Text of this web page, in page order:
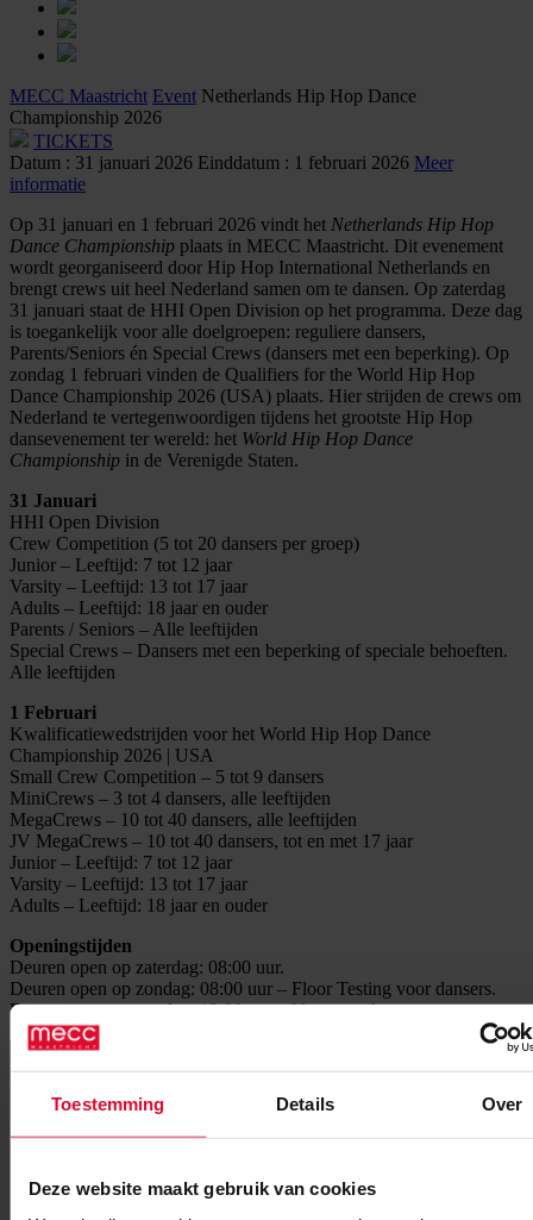
Toestemming Details Over
Deze website maakt gebruik van cookies
MECC Maastricht Event Netherlands Hip Hop Dance
Championship 2026
TICKETS
Datum : 31 januari 2026 Einddatum : 1 februari 2026 Meer
informatie
Op 31 januari en 1 februari 2026 vindt het Netherlands Hip Hop
Dance Championship plaats in MECC Maastricht. Dit evenement
wordt georganiseerd door Hip Hop International Netherlands en
brengt crews uit heel Nederland samen om te dansen. Op zaterdag
31 januari staat de HHI Open Division op het programma. Deze dag
is toegankelijk voor alle doelgroepen: reguliere dansers,
Parents/Seniors én Special Crews (dansers met een beperking). Op
zondag 1 februari vinden de Qualifiers for the World Hip Hop
Dance Championship 2026 (USA) plaats. Hier strijden de crews om
Nederland te vertegenwoordigen tijdens het grootste Hip Hop
dansevenement ter wereld: het World Hip Hop Dance
Championship in de Verenigde Staten.
31 Januari
HHI Open Division
Crew Competition (5 tot 20 dansers per groep)
Junior – Leeftijd: 7 tot 12 jaar
Varsity – Leeftijd: 13 tot 17 jaar
Adults – Leeftijd: 18 jaar en ouder
Parents / Seniors – Alle leeftijden
Special Crews – Dansers met een beperking of speciale behoeften.
Alle leeftijden
1 Februari
Kwalificatiewedstrijden voor het World Hip Hop Dance
Championship 2026 | USA
Small Crew Competition – 5 tot 9 dansers
MiniCrews – 3 tot 4 dansers, alle leeftijden
MegaCrews – 10 tot 40 dansers, alle leeftijden
JV MegaCrews – 10 tot 40 dansers, tot en met 17 jaar
Junior – Leeftijd: 7 tot 12 jaar
Varsity – Leeftijd: 13 tot 17 jaar
Adults – Leeftijd: 18 jaar en ouder
Openingstijden
Deuren open op zaterdag: 08:00 uur.
Deuren open op zondag: 08:00 uur – Floor Testing voor dansers.
Deuren open op zondag: 13:00 uur – Voor toeschouwers.